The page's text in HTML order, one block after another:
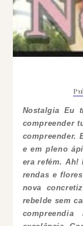
Nostalgia Eu
compreender
compreender.
e em pleno
era refém. Ah!
rendas e
nova
rebelde sem